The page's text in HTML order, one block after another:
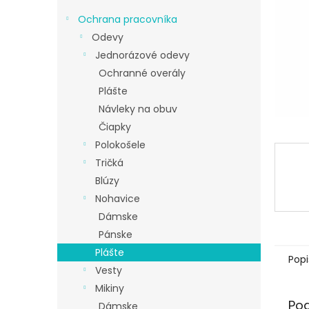
Ochrana pracovníka
Odevy
Jednorázové odevy
Ochranné overály
Plášte
Návleky na obuv
Čiapky
Polokošele
Tričká
Blúzy
Nohavice
Dámske
Pánske
Plášte
Vesty
Mikiny
Dámske